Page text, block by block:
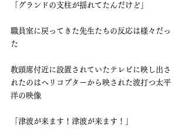
「グランドの支柱が揺れてたんだけど」
職員室に戻ってきた先生たちの反応は様々だっ
た
教頭席付近に設置されていたテレビに映し出さ
れたのはヘリコプターから映された波打つ太平
洋の映像
「津波が来ます！津波が来ます！」